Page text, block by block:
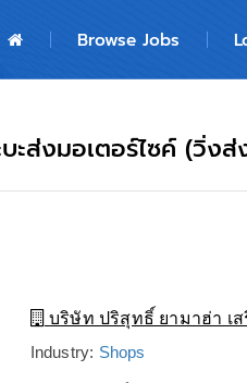
Browse Jobs
ส่งมอเตอร์ไซค์ (วิ่งส่
บริษัท ปริสุทธิ์ ยามาฮ่า เส
Industry: Shops